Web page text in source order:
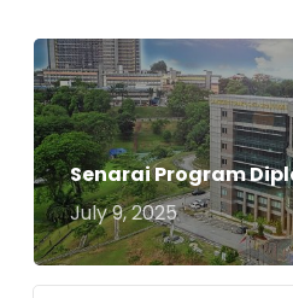
Senarai Program
July 9, 2025